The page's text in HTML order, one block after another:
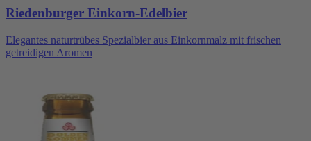
Riedenburger Einkorn-Edelbier
Elegantes naturtrübes Spezialbier aus Einkornmalz mit frischen
getreidigen Aromen